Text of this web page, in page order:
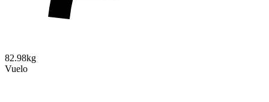
82.98kg
Vuelo